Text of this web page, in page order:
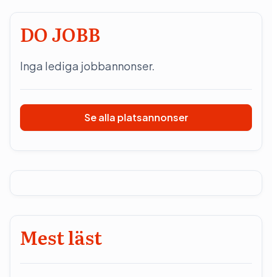
DO JOBB
Inga lediga jobbannonser.
Se alla platsannonser
Mest läst